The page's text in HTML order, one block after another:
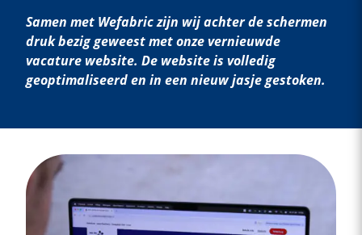
Samen met Wefabric zijn wij achter de schermen
druk bezig geweest met onze vernieuwde
vacature website. De website is volledig
geoptimaliseerd en in een nieuw jasje gestoken.